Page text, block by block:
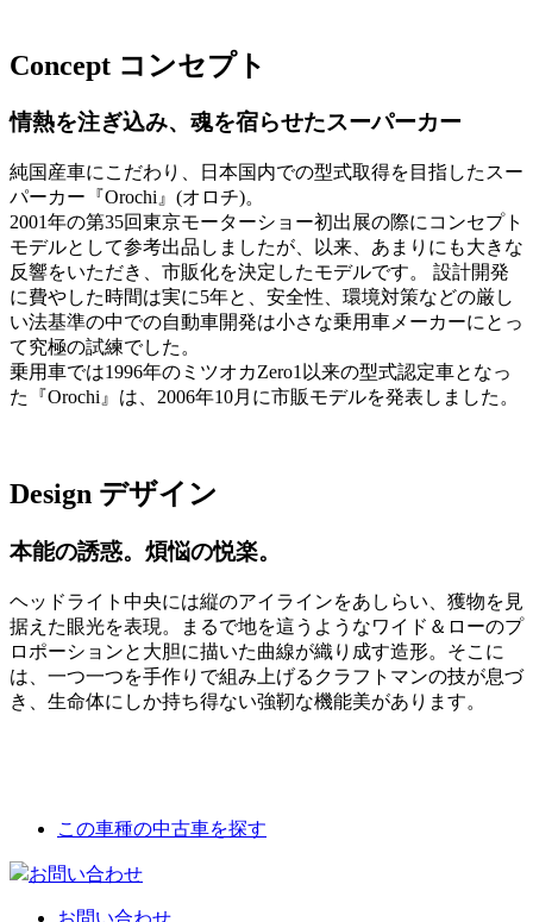
Concept コンセプト
情熱を注ぎ込み、魂を宿らせたスーパーカー
純国産車にこだわり、日本国内での型式取得を目指したスー
パーカー『Orochi』(オロチ)。
2001年の第35回東京モーターショー初出展の際にコンセプト
モデルとして参考出品しましたが、以来、あまりにも大きな
反響をいただき、市販化を決定したモデルです。 設計開発
に費やした時間は実に5年と、安全性、環境対策などの厳し
い法基準の中での自動車開発は小さな乗用車メーカーにとっ
て究極の試練でした。
乗用車では1996年のミツオカZero1以来の型式認定車となっ
た『Orochi』は、2006年10月に市販モデルを発表しました。
Design デザイン
本能の誘惑。煩悩の悦楽。
ヘッドライト中央には縦のアイラインをあしらい、獲物を見
据えた眼光を表現。まるで地を這うようなワイド＆ローのプ
ロポーションと大胆に描いた曲線が織り成す造形。そこに
は、一つ一つを手作りで組み上げるクラフトマンの技が息づ
き、生命体にしか持ち得ない強靭な機能美があります。
この車種の中古車を探す
お問い合わせ
お問い合わせ